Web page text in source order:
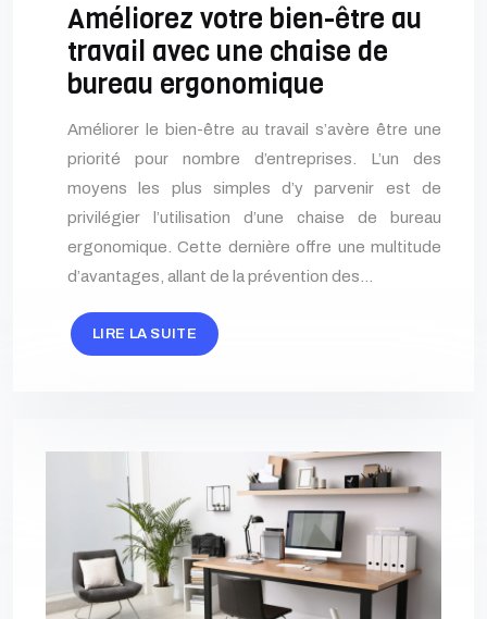
Améliorez votre bien-être au
travail avec une chaise de
bureau ergonomique
Améliorer le bien-être au travail s’avère être une
priorité pour nombre d’entreprises. L’un des
moyens les plus simples d’y parvenir est de
privilégier l’utilisation d’une chaise de bureau
ergonomique. Cette dernière offre une multitude
d’avantages, allant de la prévention des…
LIRE LA SUITE